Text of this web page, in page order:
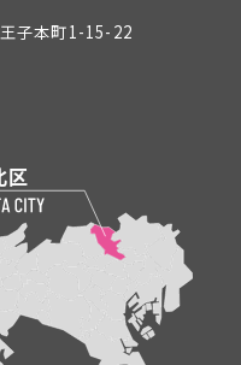
子本町1-15-22